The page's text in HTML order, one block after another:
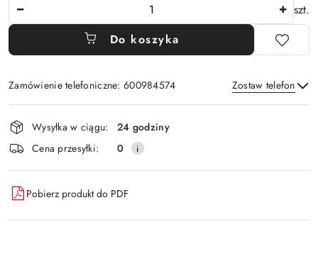
szt.
Do koszyka
Zamówienie telefoniczne: 600984574 Zostaw telefon
Wyślij
Dostępność
i
dostawa
Wysyłka w ciągu:
24 godziny
Cena przesyłki:
0
Pobierz produkt do PDF